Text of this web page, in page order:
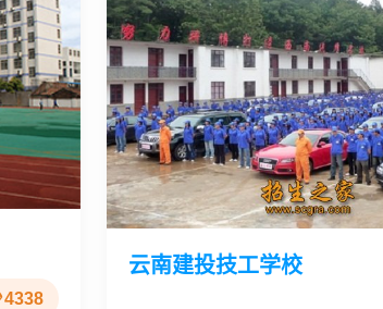
4338
云南建投技工学校